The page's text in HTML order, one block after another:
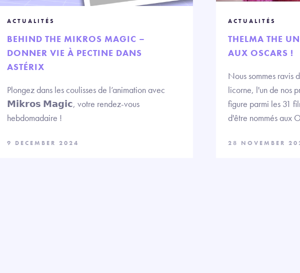
ACTUALITÉS
BEHIND THE MIKROS MAGIC –
DONNER VIE À PECTINE DANS
ASTÉRIX
Plongez dans les coulisses de l’animation avec
𝗠𝗶𝗸𝗿𝗼𝘀 𝗠𝗮𝗴𝗶𝗰, votre rendez-vous
hebdomadaire !
9 DECEMBER 2024
ACTUALITÉS
THELMA THE
AUX OSCARS !
Nous sommes ravis
licorne, l'un de nos
figure parmi les 31
d'être nommés aux
28 NOVEMBER